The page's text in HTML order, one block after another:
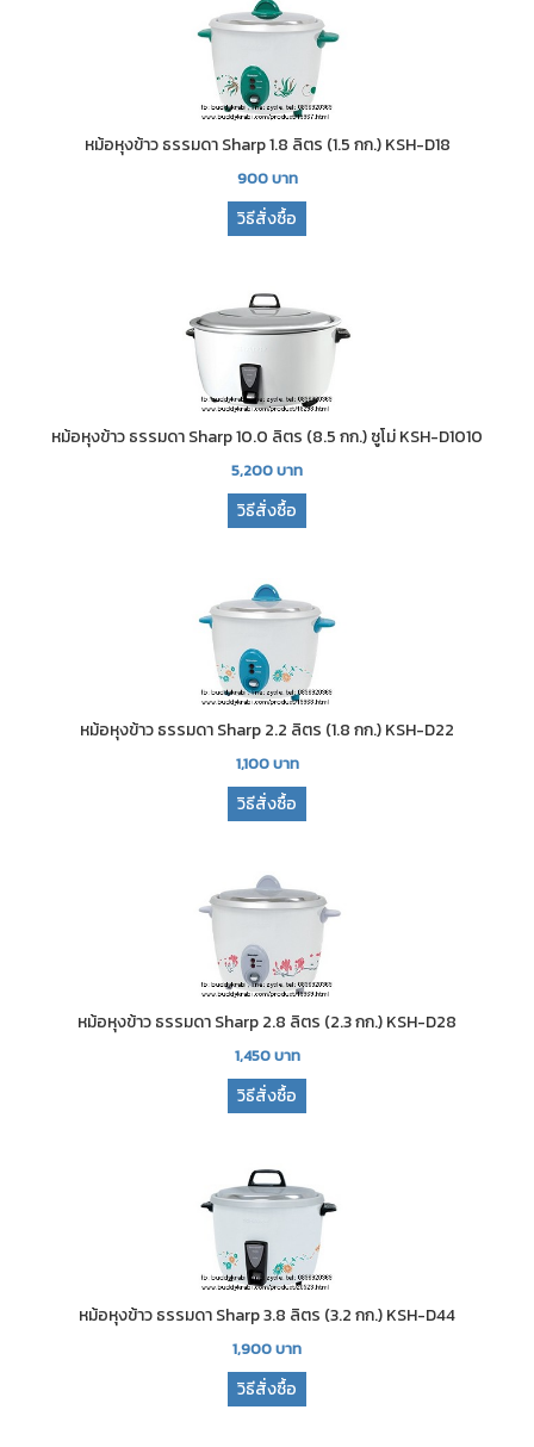
หม้อหุงข้าว ธรรมดา Sharp 1.8 ลิตร (1.5 กก.) KSH-D18
900บาท
วิธีสั่งซื้อ
หม้อหุงข้าว ธรรมดา Sharp 10.0 ลิตร (8.5 กก.) ซูโม่ KSH-D1010
5,200บาท
วิธีสั่งซื้อ
หม้อหุงข้าว ธรรมดา Sharp 2.2 ลิตร (1.8 กก.) KSH-D22
1,100บาท
วิธีสั่งซื้อ
หม้อหุงข้าว ธรรมดา Sharp 2.8 ลิตร (2.3 กก.) KSH-D28
1,450บาท
วิธีสั่งซื้อ
หม้อหุงข้าว ธรรมดา Sharp 3.8 ลิตร (3.2 กก.) KSH-D44
1,900บาท
วิธีสั่งซื้อ